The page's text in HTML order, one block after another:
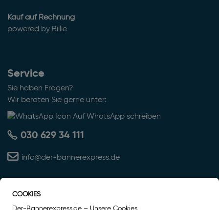
Kauf auf Rechnung
powered by Billie
Service
Sie haben Fragen?
Wir beraten Sie gerne unter:
Auf WhatsApp schreiben
030 629 34 111
info@der-bannerexpress.de
Auszeichnung
COOKIES
Der-Bannerexpress.de – Unsere Cookies